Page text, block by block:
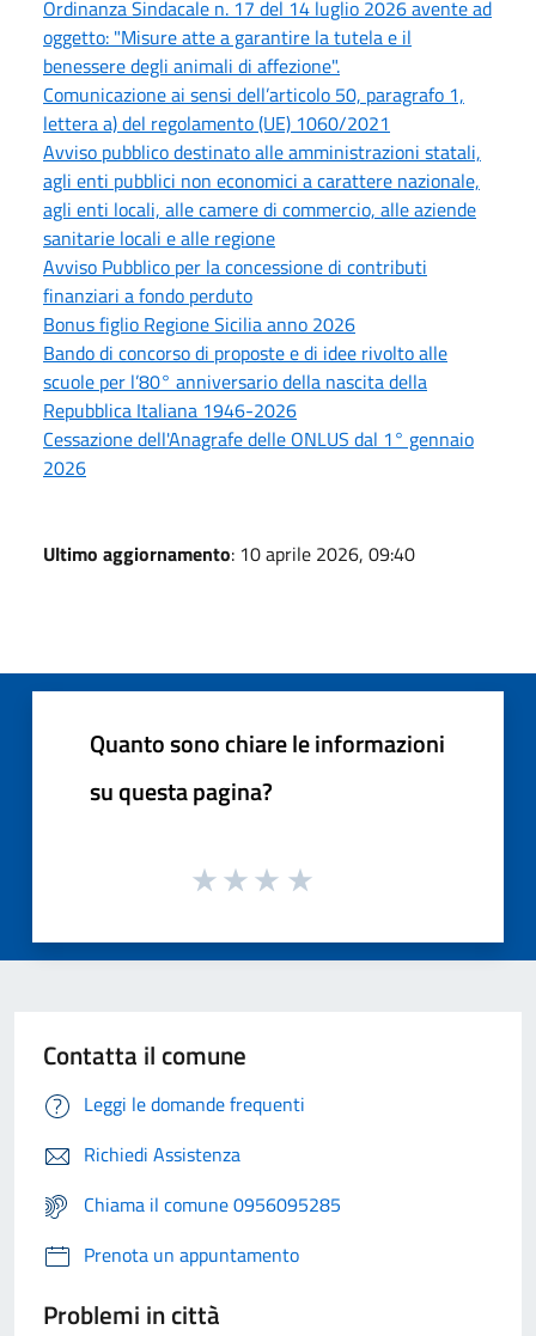
Ordinanza Sindacale n. 17 del 14 luglio 2026 avente ad
oggetto: "Misure atte a garantire la tutela e il
benessere degli animali di affezione".
Comunicazione ai sensi dell’articolo 50, paragrafo 1,
lettera a) del regolamento (UE) 1060/2021
Avviso pubblico destinato alle amministrazioni statali,
agli enti pubblici non economici a carattere nazionale,
agli enti locali, alle camere di commercio, alle aziende
sanitarie locali e alle regione
Avviso Pubblico per la concessione di contributi
finanziari a fondo perduto
Bonus figlio Regione Sicilia anno 2026
Bando di concorso di proposte e di idee rivolto alle
scuole per l’80° anniversario della nascita della
Repubblica Italiana 1946-2026
Cessazione dell'Anagrafe delle ONLUS dal 1° gennaio
2026
Ultimo aggiornamento: 10 aprile 2026, 09:40
Quanto sono chiare le informazioni
su questa pagina?
Contatta il comune
Leggi le domande frequenti
Richiedi Assistenza
Chiama il comune 0956095285
Prenota un appuntamento
Problemi in città